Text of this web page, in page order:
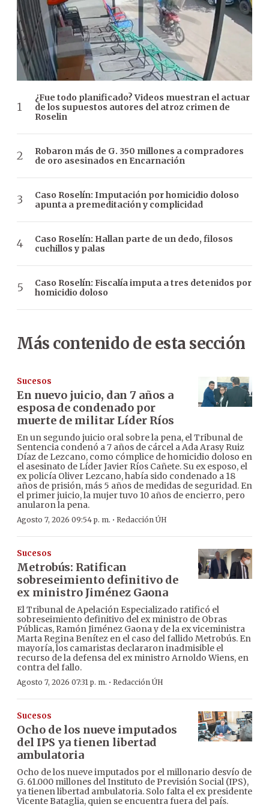
¿Fue todo planificado? Videos muestran el actuar
de los supuestos autores del atroz crimen de
Roselin
Robaron más de G. 350 millones a compradores
de oro asesinados en Encarnación
Caso Roselín: Imputación por homicidio doloso
apunta a premeditación y complicidad
Caso Roselín: Hallan parte de un dedo, filosos
cuchillos y palas
Caso Roselín: Fiscalía imputa a tres detenidos por
homicidio doloso
Más contenido de esta sección
Sucesos
En nuevo juicio, dan 7 años a
esposa de condenado por
muerte de militar Líder Ríos
En un segundo juicio oral sobre la pena, el Tribunal de
Sentencia condenó a 7 años de cárcel a Ada Arasy Ruiz
Díaz de Lezcano, como cómplice de homicidio doloso en
el asesinato de Líder Javier Ríos Cañete. Su ex esposo, el
ex policía Oliver Lezcano, había sido condenado a 18
años de prisión, más 5 años de medidas de seguridad. En
el primer juicio, la mujer tuvo 10 años de encierro, pero
anularon la pena.
Agosto 7, 2026 09:54 p. m. · Redacción ÚH
Sucesos
Metrobús: Ratifican
sobreseimiento definitivo de
ex ministro Jiménez Gaona
El Tribunal de Apelación Especializado ratificó el
sobreseimiento definitivo del ex ministro de Obras
Públicas, Ramón Jiménez Gaona y de la ex viceministra
Marta Regina Benítez en el caso del fallido Metrobús. En
mayoría, los camaristas declararon inadmisible el
recurso de la defensa del ex ministro Arnoldo Wiens, en
contra del fallo.
Agosto 7, 2026 07:31 p. m. · Redacción ÚH
Sucesos
Ocho de los nueve imputados
del IPS ya tienen libertad
ambulatoria
Ocho de los nueve imputados por el millonario desvío de
G. 61.000 millones del Instituto de Previsión Social (IPS),
ya tienen libertad ambulatoria. Solo falta el ex presidente
Vicente Bataglia, quien se encuentra fuera del país.